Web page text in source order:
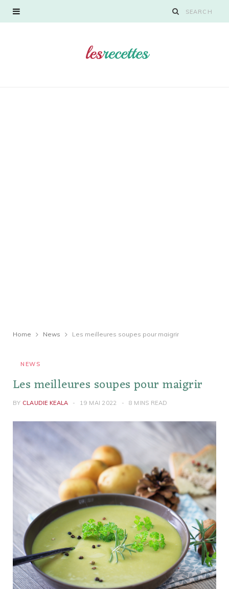
Home News Les meilleures soupes pour maigrir
NEWS
Les meilleures soupes pour maigrir
BY CLAUDIE KEALA 19 MAI 2022 8 MINS READ